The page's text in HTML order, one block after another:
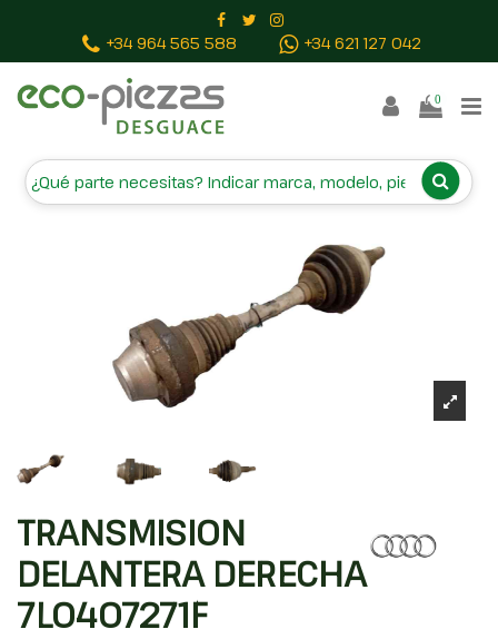
+34 964 565 588 +34 621 127 042
0
TRANSMISION DELANTERA
DERECHA 7L0407271F
TRANSMISION
DELANTERA DERECHA
7L0407271F